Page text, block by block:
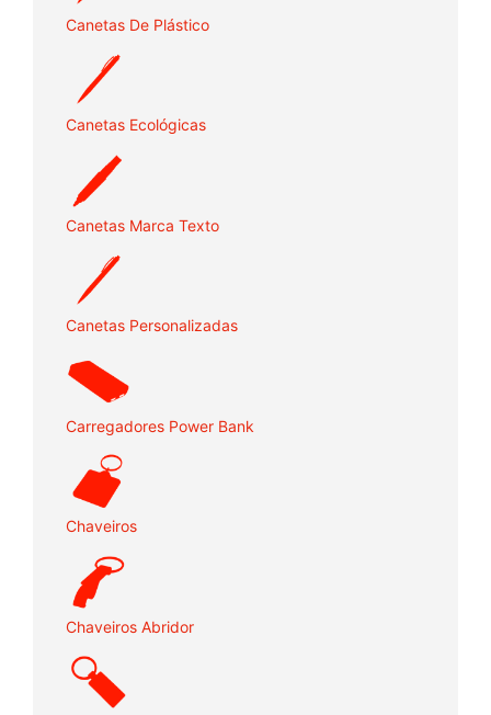
Canetas De Plástico
Canetas Ecológicas
Canetas Marca Texto
Canetas Personalizadas
Carregadores Power Bank
Chaveiros
Chaveiros Abridor